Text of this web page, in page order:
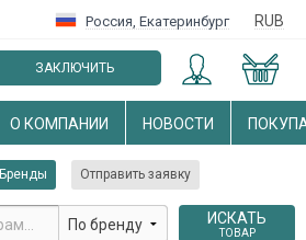
Россия, Екатеринбург RUB
ЗАКЛЮЧИТЬ
ОПТОВЫЙ ДОГОВОР
О КОМПАНИИ НОВОСТИ
Бренды Отправить заявку
ИСКАТЬ
ТОВАР